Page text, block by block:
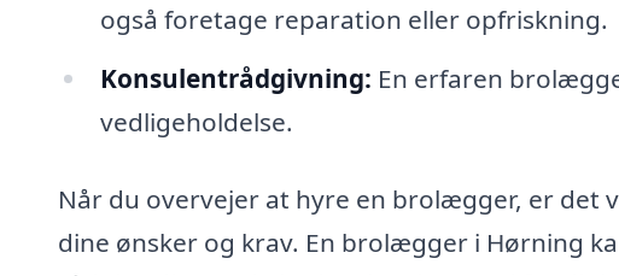
også foretage reparation eller opfriskning.
Konsulentrådgivning: En erfaren
vedligeholdelse.
Når du overvejer at hyre en brolægger, er
dine ønsker og krav. En brolægger i Hørning